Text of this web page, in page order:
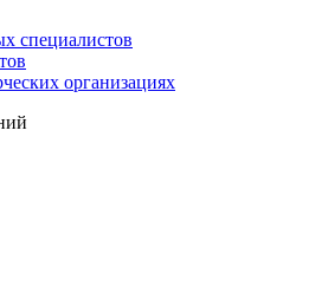
специалистов
организациях